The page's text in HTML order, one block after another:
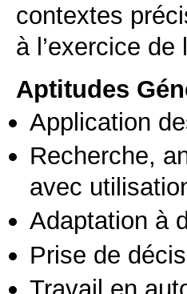
contextes
à l’exercice de
Aptitudes
Application
Recherche,
avec
Adaptation à
Prise de